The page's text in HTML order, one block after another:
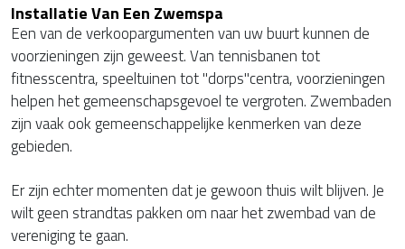
Installatie Van Een Zwemspa
Een van de verkoopargumenten van uw buurt kunnen de
voorzieningen zijn geweest. Van tennisbanen tot
fitnesscentra, speeltuinen tot "dorps"centra, voorzieningen
helpen het gemeenschapsgevoel te vergroten. Zwembaden
zijn vaak ook gemeenschappelijke kenmerken van deze
gebieden.
Er zijn echter momenten dat je gewoon thuis wilt blijven. Je
wilt geen strandtas pakken om naar het zwembad van de
vereniging te gaan.